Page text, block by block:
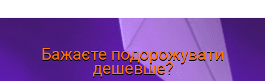
Бажаєте подорожувати
дешевше?